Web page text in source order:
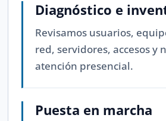
Diagnóstico e
Revisamos usuarios,
red, servidores, accesos y
atención presencial.
Puesta en marcha